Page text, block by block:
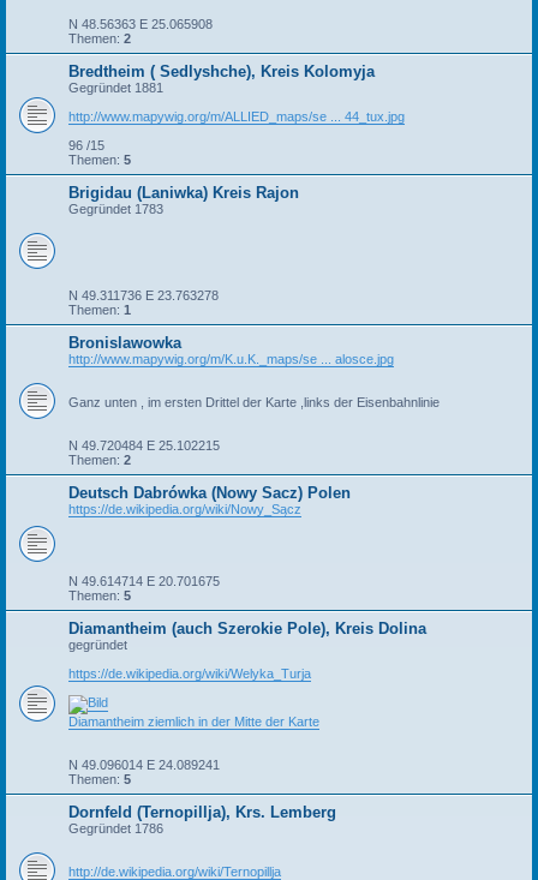
N 48.56363 E 25.065908
Themen: 2
Bredtheim ( Sedlyshche), Kreis Kolomyja
Gegründet 1881
http://www.mapywig.org/m/ALLIED_maps/se ... 44_tux.jpg
96 /15
Themen: 5
Brigidau (Laniwka) Kreis Rajon
Gegründet 1783
N 49.311736 E 23.763278
Themen: 1
Bronislawowka
http://www.mapywig.org/m/K.u.K._maps/se ... alosce.jpg
Ganz unten , im ersten Drittel der Karte ,links der Eisenbahnlinie
N 49.720484 E 25.102215
Themen: 2
Deutsch Dabrówka (Nowy Sacz) Polen
https://de.wikipedia.org/wiki/Nowy_Sącz
N 49.614714 E 20.701675
Themen: 5
Diamantheim (auch Szerokie Pole), Kreis Dolina
gegründet
https://de.wikipedia.org/wiki/Welyka_Turja
Diamantheim ziemlich in der Mitte der Karte
N 49.096014 E 24.089241
Themen: 5
Dornfeld (Ternopillja), Krs. Lemberg
Gegründet 1786
http://de.wikipedia.org/wiki/Ternopillja